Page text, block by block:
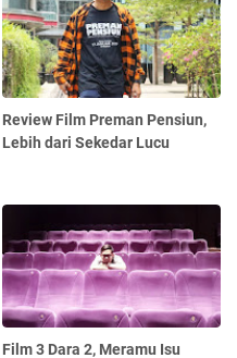
Review Film Preman Pensiun,
Lebih dari Sekedar Lucu
Film 3 Dara 2, Meramu Isu